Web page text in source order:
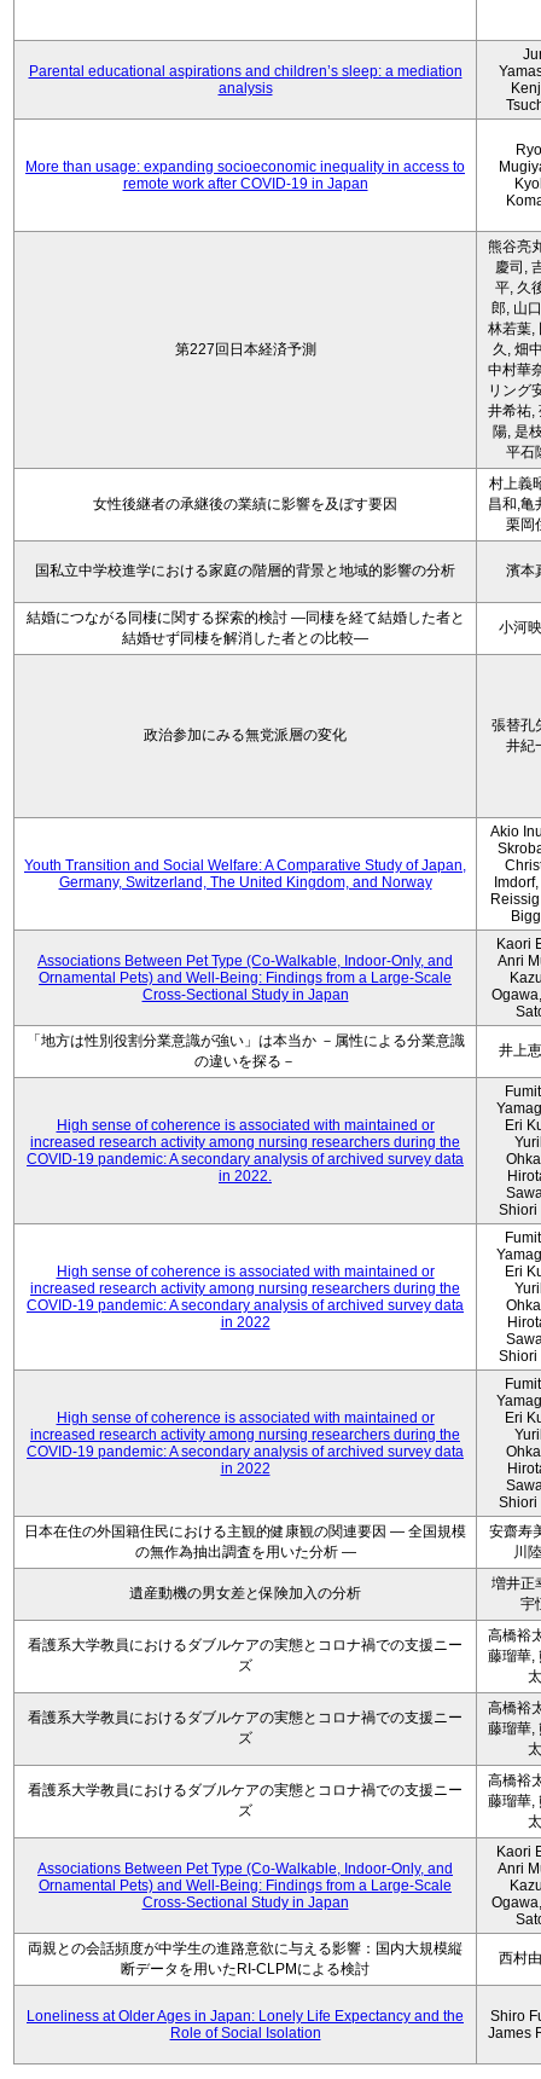
Parental educational aspirations and children’s sleep: a mediation
analysis
More than usage: expanding socioeconomic inequality in access to
remote work after COVID-19 in Japan
第227回日本経済予測
熊谷亮
慶司,
平, 久
郎, 山
林若葉,
久, 畑
中村華
リング
井希祐,
陽, 是
平石
女性後継者の承継後の業績に影響を及ぼす要因
村上義
昌和,亀
栗岡
国私立中学校進学における家庭の階層的背景と地域的影響の分析 濱本
結婚につながる同棲に関する探索的検討 ―同棲を経て結婚した者と
結婚せず同棲を解消した者との比較―
小河
政治参加にみる無党派層の変化
張替孔
井紀
Youth Transition and Social Welfare: A Comparative Study of Japan,
Germany, Switzerland, The United Kingdom, and Norway
Akio
Associations Between Pet Type (Co-Walkable, Indoor-Only, and
Ornamental Pets) and Well-Being: Findings from a Large-Scale
Cross-Sectional Study in Japan
Kaori
Anri
「地方は性別役割分業意識が強い」は本当か －属性による分業意識
の違いを探る－
井上
High sense of coherence is associated with maintained or
increased research activity among nursing researchers during the
COVID-19 pandemic: A secondary analysis of archived survey data
in 2022.
Eri
Shiori
High sense of coherence is associated with maintained or
increased research activity among nursing researchers during the
COVID-19 pandemic: A secondary analysis of archived survey data
in 2022
Eri
Shiori
High sense of coherence is associated with maintained or
increased research activity among nursing researchers during the
COVID-19 pandemic: A secondary analysis of archived survey data
in 2022
Eri
Shiori
日本在住の外国籍住民における主観的健康観の関連要因 ― 全国規模
の無作為抽出調査を用いた分析 ―
安齋寿
川
遺産動機の男女差と保険加入の分析
増井正
宇
看護系大学教員におけるダブルケアの実態とコロナ禍での支援ニー
ズ
高橋裕
藤瑠華,
太
看護系大学教員におけるダブルケアの実態とコロナ禍での支援ニー
ズ
高橋裕
藤瑠華,
太
看護系大学教員におけるダブルケアの実態とコロナ禍での支援ニー
ズ
高橋裕
藤瑠華,
太
Associations Between Pet Type (Co-Walkable, Indoor-Only, and
Ornamental Pets) and Well-Being: Findings from a Large-Scale
Cross-Sectional Study in Japan
Kaori
Anri
両親との会話頻度が中学生の進路意欲に与える影響：国内大規模縦
断データを用いたRI-CLPMによる検討
西村
Loneliness at Older Ages in Japan: Lonely Life Expectancy and the
Role of Social Isolation
Shiro
James